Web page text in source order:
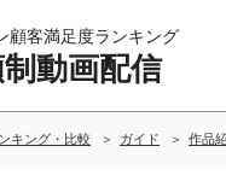
顧客満足度ランキング
動画配信
キング・比較 ガイド 作品